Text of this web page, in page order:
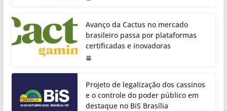
Avanço da Cactus no mercado
brasileiro passa por plataformas
certificadas e inovadoras
Projeto de legalização dos cassinos
e o controle do poder público em
destaque no BiS Brasília